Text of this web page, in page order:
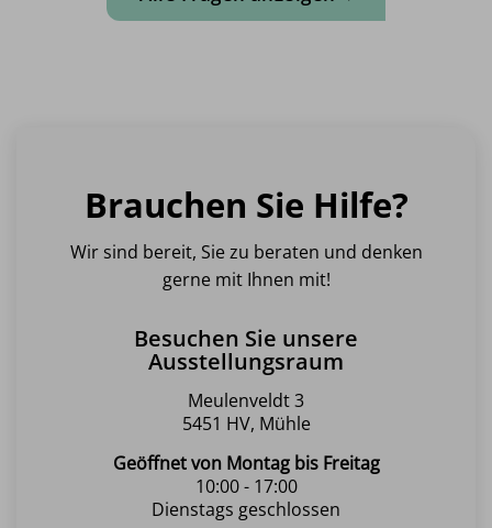
Brauchen Sie Hilfe?
Wir sind bereit, Sie zu beraten und denken
gerne mit Ihnen mit!
Besuchen Sie unsere
Ausstellungsraum
Meulenveldt 3
5451 HV, Mühle
Geöffnet von Montag bis Freitag
10:00 - 17:00
Dienstags geschlossen